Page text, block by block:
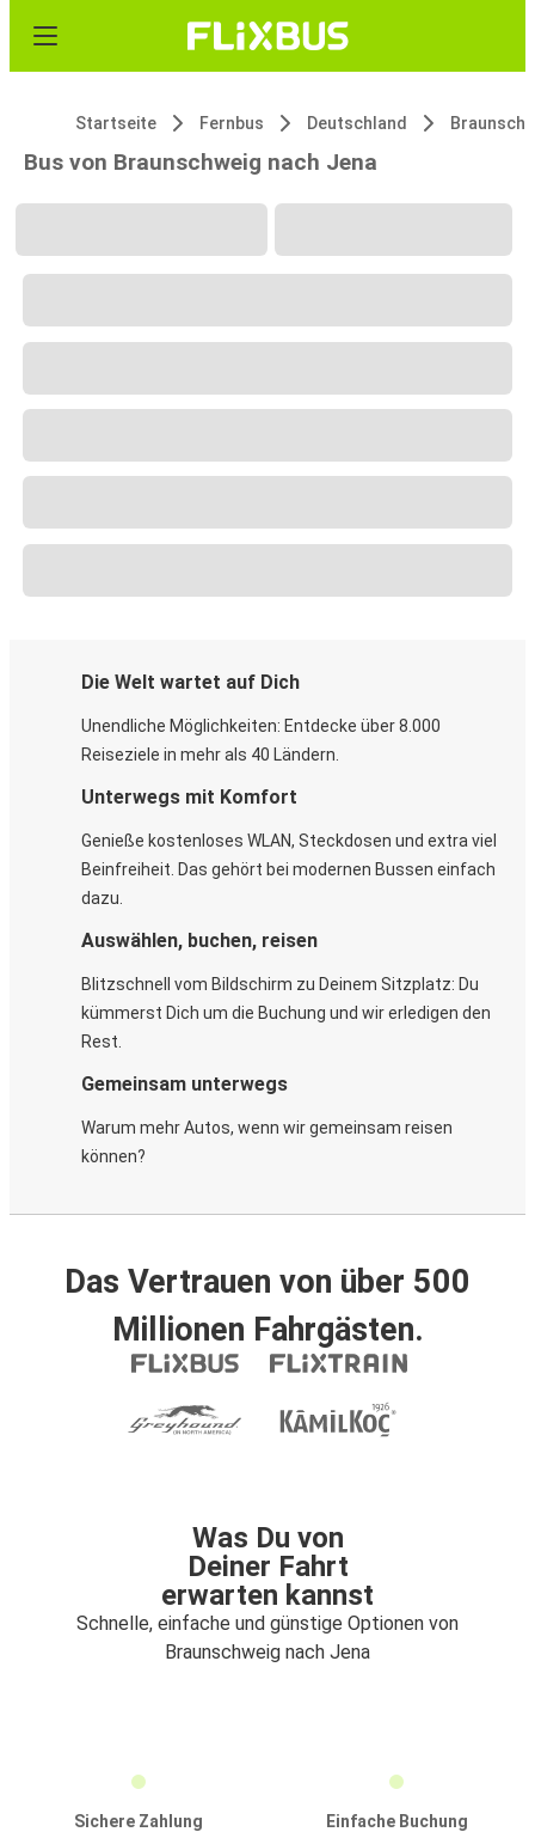
Startseite Fernbus Deutschland
Bus von Braunschweig nach Jena
Die Welt wartet auf Dich
Unendliche Möglichkeiten: Entdecke über 8.000
Reiseziele in mehr als 40 Ländern.
Unterwegs mit Komfort
Genieße kostenloses WLAN, Steckdosen und extra viel
Beinfreiheit. Das gehört bei modernen Bussen einfach
dazu.
Auswählen, buchen, reisen
Blitzschnell vom Bildschirm zu Deinem Sitzplatz: Du
kümmerst Dich um die Buchung und wir erledigen den
Rest.
Gemeinsam unterwegs
Warum mehr Autos, wenn wir gemeinsam reisen
können?
Das Vertrauen von über 500
Millionen Fahrgästen.
Was Du von
Deiner Fahrt
erwarten kannst
Schnelle, einfache und günstige Optionen von
Braunschweig nach Jena
Sichere Zahlung
Einfache Buchung